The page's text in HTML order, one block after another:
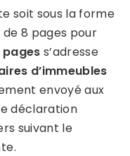
soit sous la forme
8 pages pour
pages s’adresse
d’immeubles
envoyé aux
déclaration
suivant le